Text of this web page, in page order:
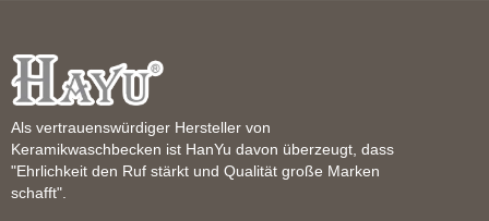
Als vertrauenswürdiger Hersteller von
Keramikwaschbecken ist HanYu davon überzeugt, dass
"Ehrlichkeit den Ruf stärkt und Qualität große Marken
schafft".